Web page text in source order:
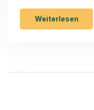
Smart Home eignet
wichtiger ist als
Weiterlesen